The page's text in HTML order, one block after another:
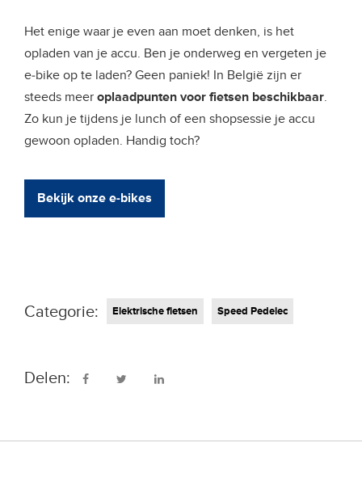
Het enige waar je even aan moet denken, is het
opladen van je accu. Ben je onderweg en vergeten je
e-bike op te laden? Geen paniek! In België zijn er
steeds meer oplaadpunten voor fietsen beschikbaar.
Zo kun je tijdens je lunch of een shopsessie je accu
gewoon opladen. Handig toch?
Bekijk onze e-bikes
Categorie: Elektrische fietsen Speed Pedelec
Delen: